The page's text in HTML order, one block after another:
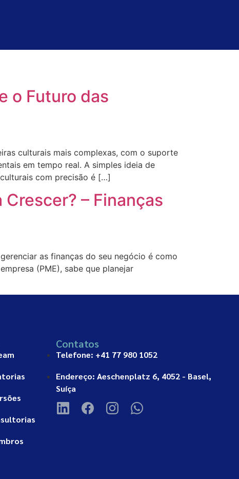
o Futuro das
culturais mais complexas, com o suporte
em tempo real. A simples ideia de
com precisão é […]
– Finanças
as finanças do seu negócio é como
(PME), sabe que planejar
Contatos
Telefone: +41 77 980 1052
Endereço: Aeschenplatz 6, 4052 - Basel,
Suíça